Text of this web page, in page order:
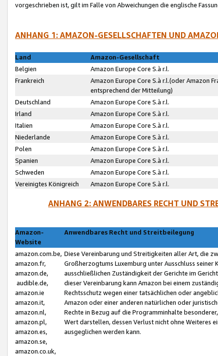
vorgeschrieben ist, gilt im Falle von Abweichungen die englische
ANHANG 1: AMAZON-GESELLSCHAFTEN UND
Land
Amazon-Gesellschaft
Belgien
Amazon Europe Core S.à r.l.
Frankreich
Amazon Europe Core S.à r.l.(oder Amazon
entsprechend der Mitteilung)
Deutschland
Amazon Europe Core S.à r.l.
Irland
Amazon Europe Core S.à r.l.
Italien
Amazon Europe Core S.à r.l.
Niederlande
Amazon Europe Core S.à r.l.
Polen
Amazon Europe Core S.à r.l.
Spanien
Amazon Europe Core S.à r.l.
Schweden
Amazon Europe Core S.à r.l.
Vereinigtes Königreich
Amazon Europe Core S.à r.l.
ANHANG 2: ANWENDBARES RECHT UND
Amazon-
Website
Anwendbares Recht und Streitbeilegung
amazon.com.be,
amazon.fr,
amazon.de,
audible.de,
amazon.ie
amazon.it,
amazon.nl,
amazon.pl,
amazon.es,
amazon.se,
amazon.co.uk,
Diese Vereinbarung und Streitigkeiten aller Art, die
Großherzogtums Luxemburg unter Ausschluss
ausschließlichen Zuständigkeit der Gerichte im
dieser Vereinbarung kann Amazon bei einem
Rechtsschutz wegen einer tatsächlichen oder
Amazon oder einer anderen natürlichen oder
Rechte in Bezug auf die Programminhalte
Wert darstellen, dessen Verlust nicht ohne Weiteres
ausgeglichen werden kann.